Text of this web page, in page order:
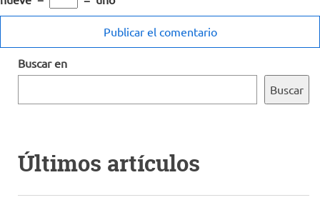
Buscar en
Buscar
Últimos artículos